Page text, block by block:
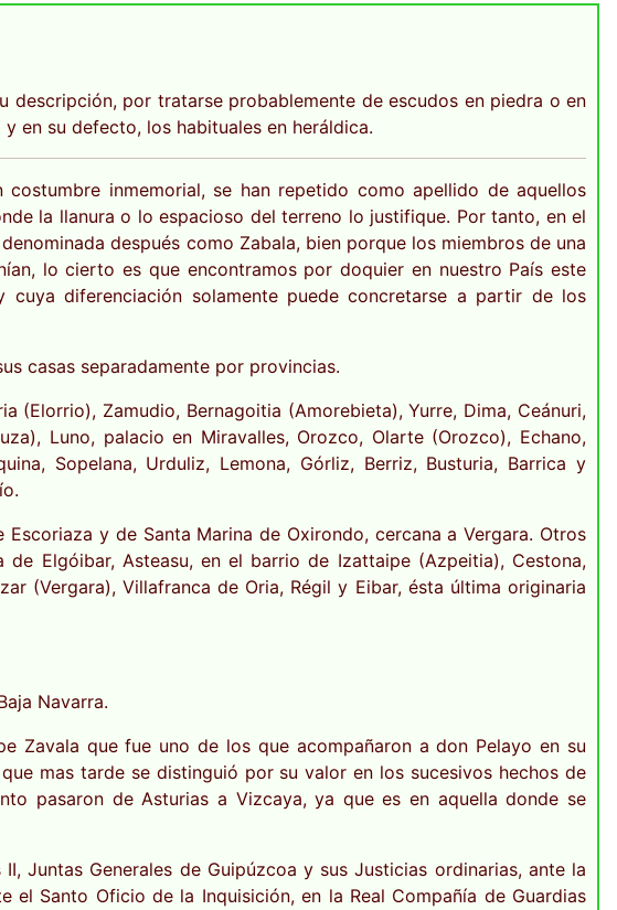
descripción, por tratarse probablemente de escudos en piedra o en
en su defecto, los habituales en heráldica.
inmemorial, se han repetido como apellido de aquellos
la llanura o lo espacioso del terreno lo justifique. Por tanto, en el
después como Zabala, bien porque los miembros de una
lo cierto es que encontramos por doquier en nuestro País este
diferenciación solamente puede concretarse a partir de los
casas separadamente por provincias.
(Elorrio), Zamudio, Bernagoitia (Amorebieta), Yurre, Dima, Ceánuri,
Luno, palacio en Miravalles, Orozco, Olarte (Orozco), Echano,
Sopelana, Urduliz, Lemona, Górliz, Berriz, Busturia, Barrica y
y de Santa Marina de Oxirondo, cercana a Vergara. Otros
Elgóibar, Asteasu, en el barrio de Izattaipe (Azpeitia), Cestona,
(Vergara), Villafranca de Oria, Régil y Eibar, ésta última originaria
Navarra.
Zavala que fue uno de los que acompañaron a don Pelayo en su
mas tarde se distinguió por su valor en los sucesivos hechos de
pasaron de Asturias a Vizcaya, ya que es en aquella donde se
Juntas Generales de Guipúzcoa y sus Justicias ordinarias, ante la
el Santo Oficio de la Inquisición, en la Real Compañía de Guardias